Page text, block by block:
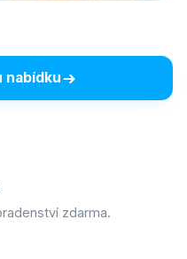
nabídku
zdarma.